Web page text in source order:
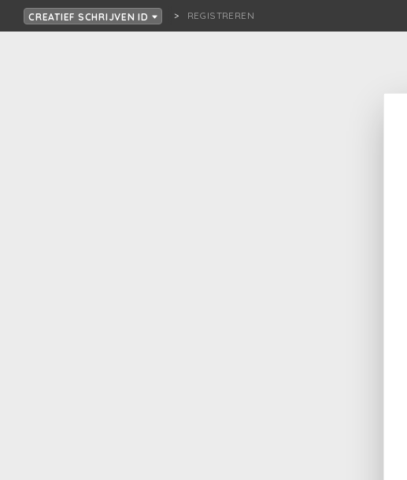
CREATIEF SCHRIJVEN ID REGISTREREN